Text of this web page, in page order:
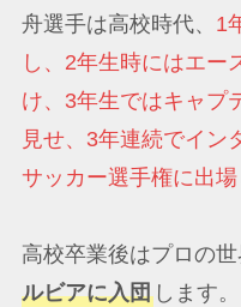
舟選手は高校時代、 1
し、2年生時にはエー
け、3年生ではキャプ
見せ、3年連続でイン
サッカー選手権に出場
高校卒業後はプロの世
ルビアに入団します。